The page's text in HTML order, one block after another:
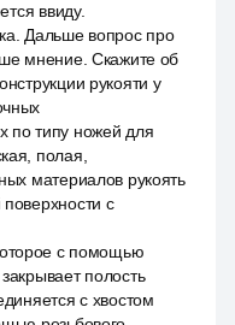
ввиду.
Дальше вопрос про
мнение. Скажите об
рукояти у
по типу ножей для
полая,
материалов рукоять
с
с помощью
полость
с хвостом